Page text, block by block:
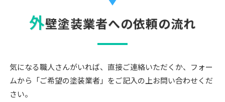
外壁塗装業者への依頼の流れ
気になる職人さんがいれば、直接ご連絡いただくか、フォー
ムから「ご希望の塗装業者」をご記入の上お問い合わせくだ
さい。